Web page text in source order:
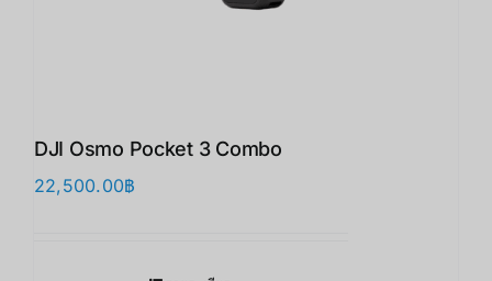
DJI Osmo Pocket 3 Combo
22,500.00฿